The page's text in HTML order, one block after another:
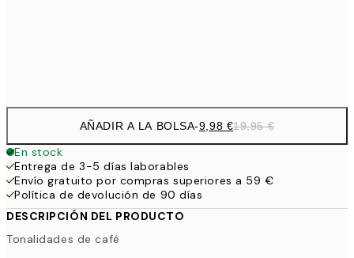
AÑADIR A LA BOLSA-9,98 €19,95 €
En stock
Entrega de 3-5 días laborables
Envío gratuito por compras superiores a 59 €
Política de devolución de 90 días
DESCRIPCIÓN DEL PRODUCTO
Tonalidades de café